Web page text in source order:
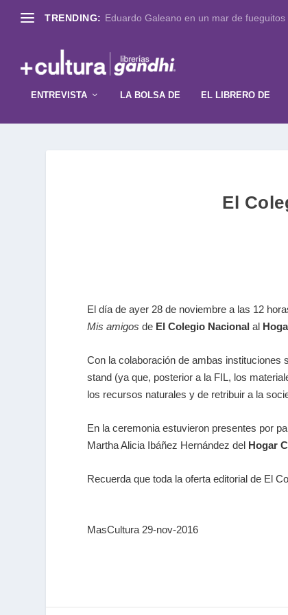
TRENDING: Eduardo Galeano en un mar de fueguitos
ENTREVISTA LA BOLSA DE EL LIBRERO DE
El
El día de ayer 28 de noviembre a las 12
Mis amigosde El Colegio Nacionalal
Con la colaboración de ambas instituciones
stand (ya que, posterior a la FIL, los
los recursos naturales y de retribuir a la
En la ceremonia estuvieron presentes por
Martha Alicia Ibáñez Hernández del Hogar
Recuerda que toda la oferta editorial de El
MasCultura 29-nov-2016